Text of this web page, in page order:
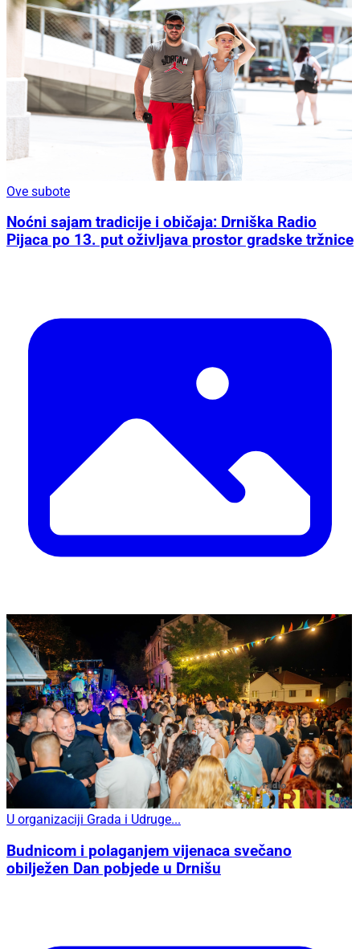
Ove subote
Noćni sajam tradicije i običaja: Drniška Radio
Pijaca po 13. put oživljava prostor gradske tržnice
U organizaciji Grada i Udruge...
Budnicom i polaganjem vijenaca svečano
obilježen Dan pobjede u Drnišu